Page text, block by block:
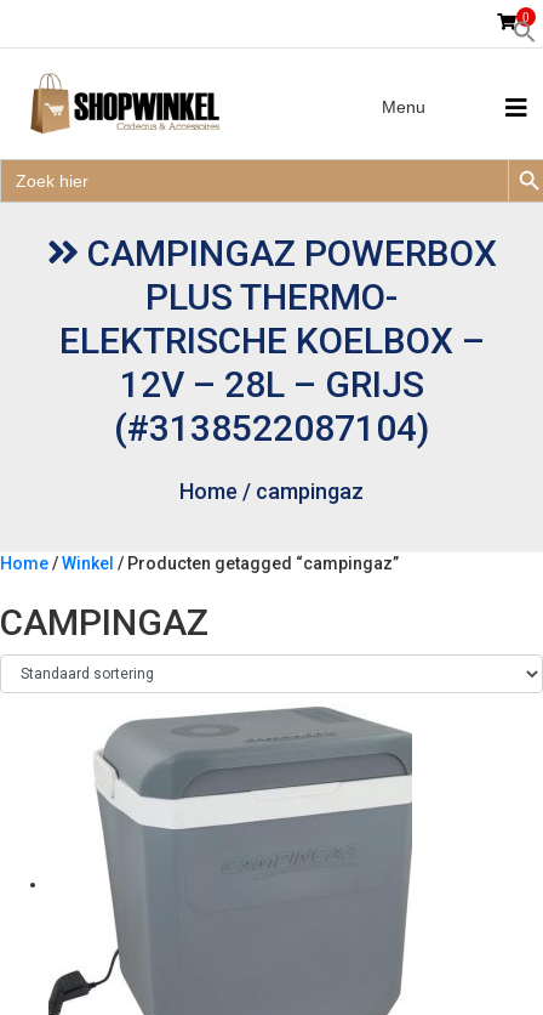
naar:
0
Zoek
naar:
Menu
CAMPINGAZ POWERBOX
PLUS THERMO-
ELEKTRISCHE KOELBOX –
12V – 28L – GRIJS
(#3138522087104)
Home / campingaz
Home/Winkel / Producten getagged “campingaz”
CAMPINGAZ